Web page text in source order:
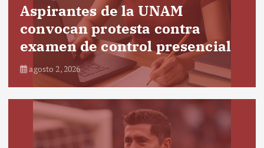
Aspirantes de la UNAM
convocan protesta contra
examen de control presencial
agosto 2, 2026